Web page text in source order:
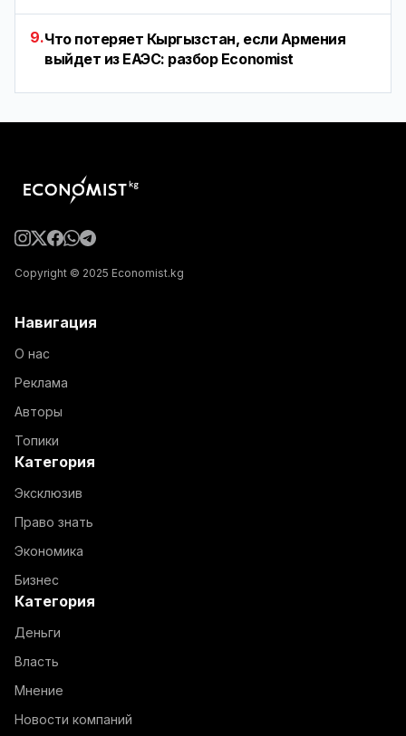
9.Что потеряет Кыргызстан, если Армения
выйдет из ЕАЭС: разбор Economist
Copyright © 2025 Economist.kg
Навигация
О нас
Реклама
Авторы
Топики
Категория
Эксклюзив
Право знать
Экономика
Бизнес
Категория
Деньги
Власть
Мнение
Новости компаний